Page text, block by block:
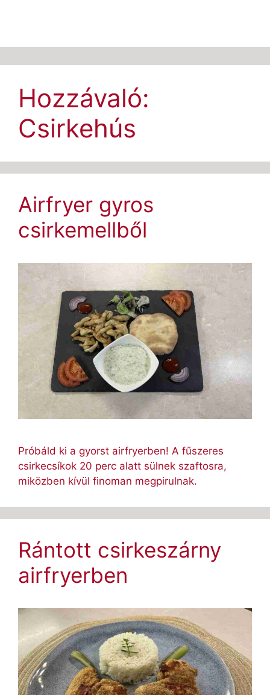
Hozzávaló:
Csirkehús
Airfryer gyros
csirkemellből
Próbáld ki a gyorst airfryerben! A fűszeres
csirkecsíkok 20 perc alatt sülnek szaftosra,
miközben kívül finoman megpirulnak.
Rántott csirkeszárny
airfryerben